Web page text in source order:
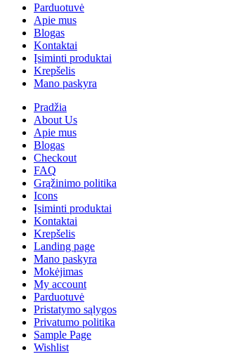
Parduotuvė
Apie mus
Blogas
Kontaktai
Įsiminti produktai
Krepšelis
Mano paskyra
Pradžia
About Us
Apie mus
Blogas
Checkout
FAQ
Grąžinimo politika
Icons
Įsiminti produktai
Kontaktai
Krepšelis
Landing page
Mano paskyra
Mokėjimas
My account
Parduotuvė
Pristatymo sąlygos
Privatumo politika
Sample Page
Wishlist